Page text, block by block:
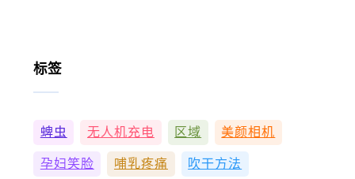
标签
蜱虫 无人机充电 区域 美颜相机
孕妇笑脸 哺乳疼痛 吹干方法